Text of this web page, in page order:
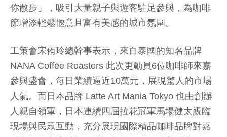
你散步」，吸引大量親子與遊客駐足參與，為咖啡
節增添輕鬆愜意且富有美感的城市氛圍。
工策會宋侑玲總幹事表示，來自泰國的知名品牌
NANA Coffee Roasters 此次更動員6位咖啡師來嘉
參與盛會，每日業績逼近10萬元，展現驚人的市場
人氣。而日本品牌 Latte Art Mania Tokyo 也由創辦
人親自領軍，日本連續四屆拉花冠軍馬場健太親臨
現場與民眾互動，充分展現國際精品咖啡品牌對嘉